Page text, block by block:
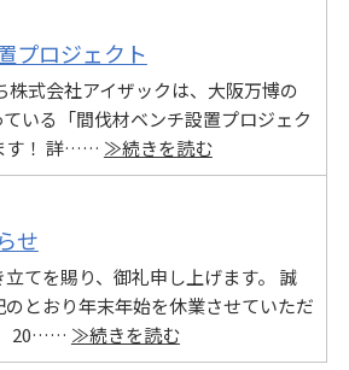
プロジェクト
株式会社アイザックは、大阪万博の
いる「間伐材ベンチ設置プロジェク
す！ 詳…… ≫続きを読む
せ
てを賜り、御礼申し上げます。 誠
とおり年末年始を休業させていただ
20…… ≫続きを読む